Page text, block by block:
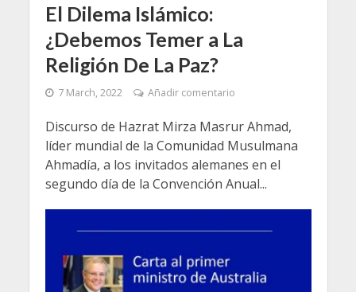
El Dilema Islámico:
¿Debemos Temer a La
Religión De La Paz?
7 March, 2022 Añadir comentario
Discurso de Hazrat Mirza Masrur Ahmad,
líder mundial de la Comunidad Musulmana
Ahmadía, a los invitados alemanes en el
segundo día de la Convención Anual...